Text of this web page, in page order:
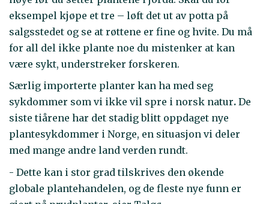
eksempel kjøpe et tre – løft det ut av potta på
salgsstedet og se at røttene er fine og hvite. Du må
for all del ikke plante noe du mistenker at kan
være sykt, understreker forskeren.
Særlig importerte planter kan ha med seg
sykdommer som vi ikke vil spre i norsk natur. De
siste tiårene har det stadig blitt oppdaget nye
plantesykdommer i Norge, en situasjon vi deler
med mange andre land verden rundt.
- Dette kan i stor grad tilskrives den økende
globale plantehandelen, og de fleste nye funn er